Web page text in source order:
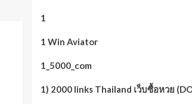
1
1 Win Aviator
1_5000_com
1) 2000 links Thailand เว็บซื้อหวย